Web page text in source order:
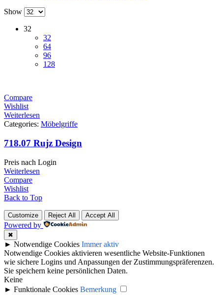
Show
32
32
64
96
128
Compare
Wishlist
Weiterlesen
Categories: Möbelgriffe
718.07 Rujz Design
Preis nach Login
Weiterlesen
Compare
Wishlist
Back to Top
Customize Reject All Accept All
Powered by
✖
► Notwendige Cookies Immer aktiv
Notwendige Cookies aktivieren wesentliche Website-Funktionen
wie sichere Logins und Anpassungen der Zustimmungspräferenzen.
Sie speichern keine persönlichen Daten.
Keine
► Funktionale Cookies Bemerkung